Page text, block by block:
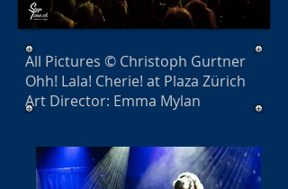
All Pictures © Christoph Gurtner
Ohh! Lala! Cherie! at Plaza Zürich
Art Director: Emma Mylan